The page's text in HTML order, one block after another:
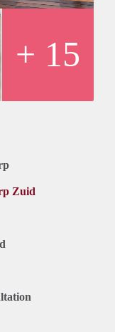
stellen.
+ 15
Zuid